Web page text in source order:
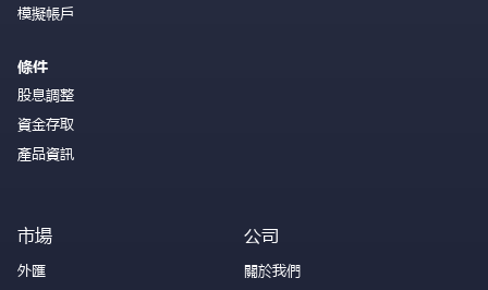
模擬帳戶
條件
股息調整
資金存取
產品資訊
市場
外匯
公司
關於我們